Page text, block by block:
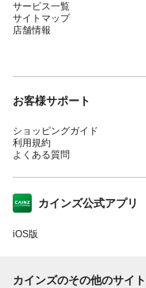
サービス一覧
サイトマップ
店舗情報
お客様サポート
ショッピングガイド
利用規約
よくある質問
カインズ公式アプリ
iOS版
カインズのその他のサイト